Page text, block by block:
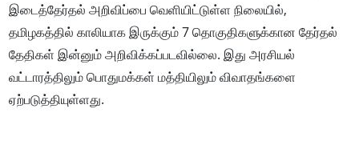
இடைத்தேர்தல் அறிவிப்பை வெளியிட்டுள்ள நிலையில்,
தமிழகத்தில் காலியாக இருக்கும் 7 தொகுதிகளுக்கான தேர்தல்
தேதிகள் இன்னும் அறிவிக்கப்படவில்லை. இது அரசியல்
வட்டாரத்திலும் பொதுமக்கள் மத்தியிலும் விவாதங்களை
ஏற்படுத்தியுள்ளது.